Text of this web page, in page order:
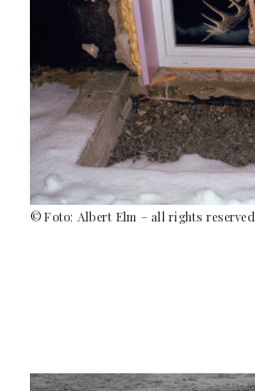
© Foto: Albert Elm – all rights reserved